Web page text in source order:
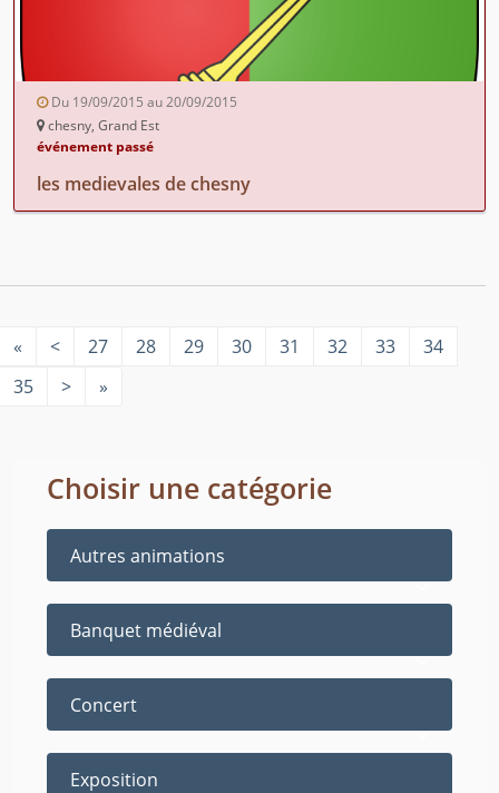
Du 19/09/2015 au 20/09/2015
chesny, Grand Est
événement passé
les medievales de chesny
« < 27 28 29 30 31 32 33
34
35
> »
Choisir une catégorie
Autres animations
Banquet médiéval
Concert
Exposition